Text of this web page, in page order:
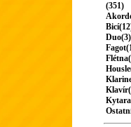
(351)
Duo(3)